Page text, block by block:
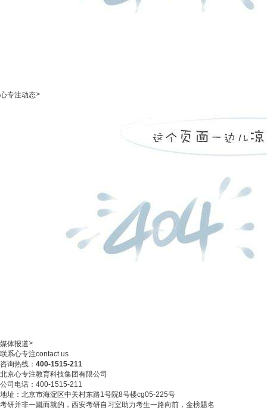
心专注动态>
媒体报道>
联系心专注contact us
咨询热线： 400-1515-211
北京心专注教育科技集团有限公司
公司电话：400-1515-211
地址：北京市海淀区中关村东路1号院8号楼cg05-225号
考研并非一蹴而就的，西安考研自习室助力考生一路向前，金榜题名